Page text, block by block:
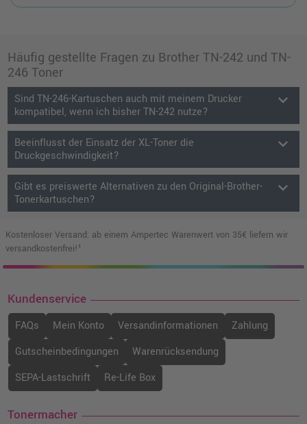
Häufig gestellte Fragen zu Brother TN-242 und TN-
246 Toner
Sind TN-246-Kartuschen auch mit meinem Drucker
kompatibel, wenn ich bisher TN-242 nutze?
keyboard_arrow_down
Beeinflusst der Einsatz der XL-Toner die
Druckgeschwindigkeit?
keyboard_arrow_down
Gibt es preiswerte Alternativen zu den Original-Brother-
Tonerkartuschen?
keyboard_arrow_down
Kostenloser Versand: ab einem Ampertec Warenwert von 35€ liefern wir
versandkostenfrei!¹
Kundenservice
FAQs Mein Konto Versandinformationen
Zahlung
Gutscheinbedingungen
Warenrücksendung
SEPA-Lastschrift
Re-Life Box
Tonermacher